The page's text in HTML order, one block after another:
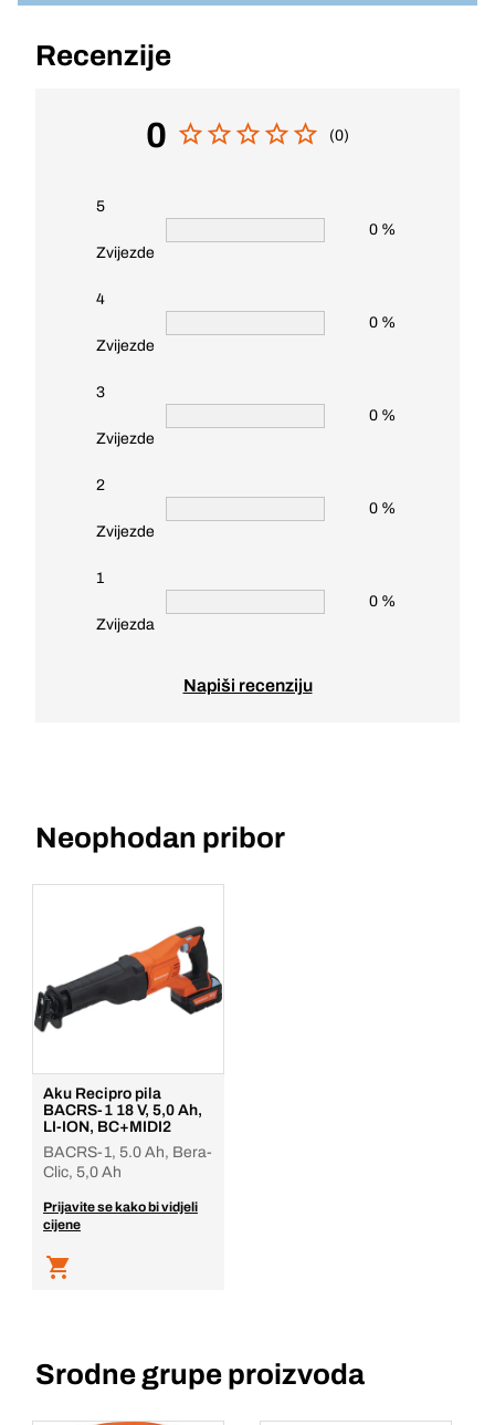
Recenzije
0 (0)
5
Zvijezde
0 %
4
Zvijezde
0 %
3
Zvijezde
0 %
2
Zvijezde
0 %
1
Zvijezda
0 %
Napiši recenziju
Neophodan pribor
Aku Recipro pila
BACRS-1 18 V, 5,0 Ah,
LI-ION, BC+MIDI2
BACRS-1, 5.0 Ah, Bera-
Clic, 5,0 Ah
Prijavite se kako bi vidjeli
cijene
Srodne grupe proizvoda